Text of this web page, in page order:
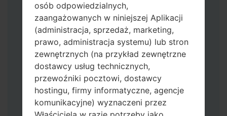
Pobierz na swój komputer najnowszą
wersjęOdin 3.
Następnie wyodrębnij plik
oprogramowania układowego.
Powinieneś otrzymać 1 plik (jeśli 1 plik
wybierz tutaj) lub 5 plików (jeśli 5 plików
wybierz tutaj):
AP: "System & Recovery"
CP: "Modem & Radio"
osób odpowiedzialnych,
zaangażowanych w niniejszej Aplikacji
(administracja, sprzedaż, marketing,
prawo, administracja systemu) lub stron
zewnętrznych (na przykład zewnętrzne
dostawcy usług technicznych,
przewoźniki pocztowi, dostawcy
hostingu, firmy informatyczne, agencje
komunikacyjne) wyznaczeni przez